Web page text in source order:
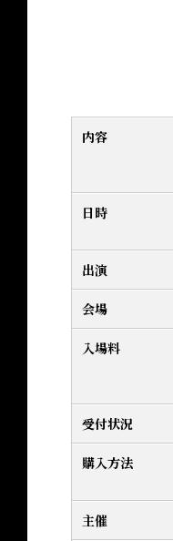
内容
日時
出演
会場
入場料
受付状況
購入方法
主催